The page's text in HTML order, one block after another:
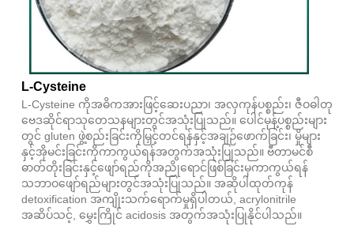
L-Cysteine
L-Cysteine ​​ကိုအဓိကအားဖြင့်ဆေးပညာ၊ အလှကုန်ပစ္စည်း၊ ဇီဝဓါတု
ဗေဒဆိုင်ရာသုတေသနများတွင်အသုံးပြုသည်။ ပေါင်မုန့်ပစ္စည်းများ
တွင် gluten ဖွဲ့စည်းခြင်းကိုမြှင့်တင်ရန်နှင့်အချဉ်ဖောက်ခြင်း၊ မှိုများ
နှင့်အိုမင်းခြင်းကိုကာကွယ်ရန်အတွက်အသုံးပြုသည်။ ဗီတာမင်စီ
ဓာတ်တိုးခြင်းနှင့်ဖျော်ရည်ကိုအညိုရောင်ဖြစ်ခြင်းမှကာကွယ်ရန်
သဘာဝဖျော်ရည်များတွင်အသုံးပြုသည်။ အဆိုပါထုတ်ကုန်
detoxification အကျိုးသက်ရောက်မှုရှိပါတယ်, acrylonitrile
အဆိပ်သင့်, မွှေးကြိုင် acidosis အတွက်အသုံးပြုနိုင်ပါသည်။